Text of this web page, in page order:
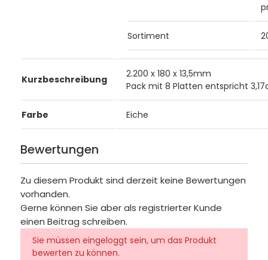
Sortiment
Kurzbeschreibung
2.200 x 180 x 13,5mm
Pack mit 8 Platten entspricht
Farbe Eiche
Bewertungen
Zu diesem Produkt sind derzeit keine Bewertungen
vorhanden.
Gerne können Sie aber als registrierter Kunde
einen Beitrag schreiben.
Sie müssen eingeloggt sein, um das Produkt
bewerten zu können.